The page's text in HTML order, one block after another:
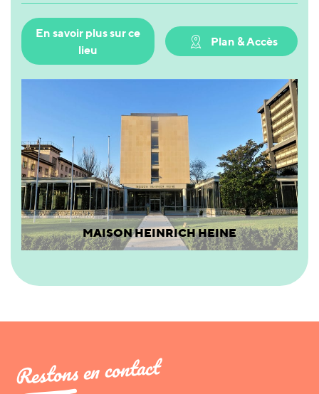
En savoir plus sur ce
lieu
Plan & Accès
MAISON HEINRICH HEINE
Restons en contact